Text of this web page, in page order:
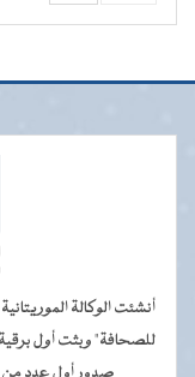
للصحافة" وبثت أول